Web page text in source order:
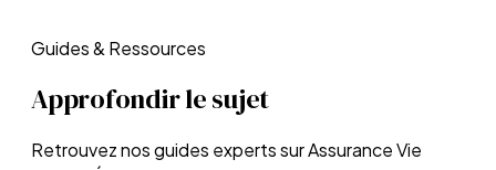
Guides & Ressources
Approfondir le sujet
Retrouvez nos guides experts surAssurance Vie